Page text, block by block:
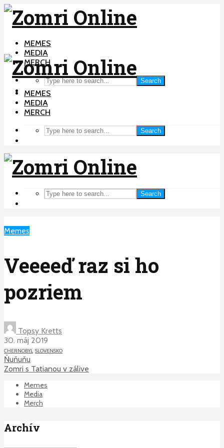
MEMES
MEDIA
MERCH
Search
MEMES
MEDIA
MERCH
Search
Search
Memes
Veeeeď raz si ho
pozriem
Topsy Kretts
30. máj 2019
CHERNOBYL SLOVENSKO
Ňuňuňu
Zomri s Tatianou v zálive
Memes
Media
Merch
Archív